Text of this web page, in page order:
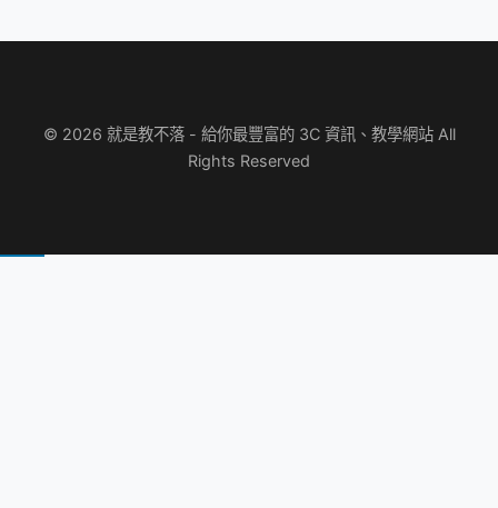
© 2026 就是教不落 - 給你最豐富的 3C 資訊、教學網站 All
Rights Reserved